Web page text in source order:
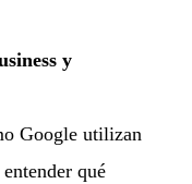
y
Google utilizan
qué